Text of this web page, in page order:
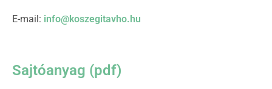
E-mail: info@koszegitavho.hu
Sajtóanyag (pdf)